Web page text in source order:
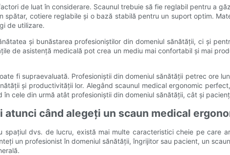
de luat în considerare. Scaunul trebuie să fie reglabil pentru a
cotiere reglabile și o bază stabilă pentru un suport optim.
de utilizare.
și bunăstarea profesioniștilor din domeniul sănătății, ci și
de asistență medicală pot crea un mediu mai confortabil și mai
fi supraevaluată. Profesioniștii din domeniul sănătății petrec ore
și productivității lor. Alegând scaunul medical ergonomic
cele din urmă atât profesioniștii din domeniul sănătății, cât și
când alegeți un scaun medical
dvs. de lucru, există mai multe caracteristici cheie pe care
un profesionist în domeniul sănătății, îngrijitor sau pacient, un